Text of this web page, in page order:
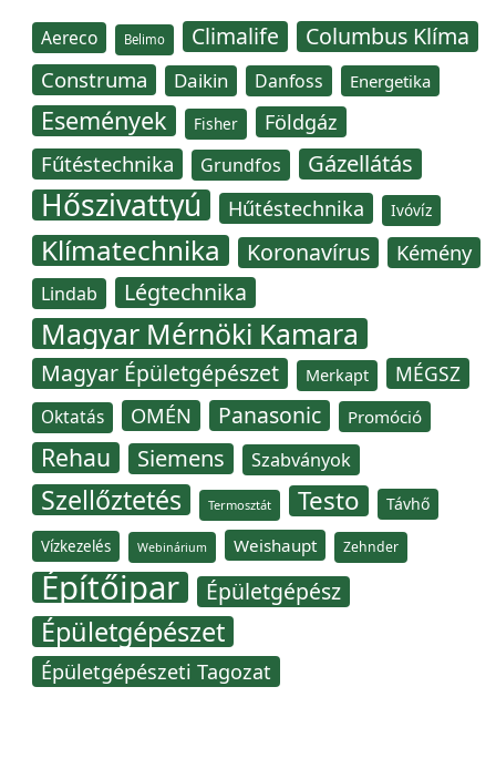
Aereco Belimo Climalife Columbus Klíma
Construma Daikin Danfoss Energetika
Események Fisher Földgáz
Fűtéstechnika Grundfos Gázellátás
Hőszivattyú Hűtéstechnika Ivóvíz
Klímatechnika Koronavírus Kémény
Lindab Légtechnika
Magyar Mérnöki Kamara
Magyar Épületgépészet Merkapt MÉGSZ
Oktatás OMÉN Panasonic Promóció
Rehau Siemens Szabványok
Szellőztetés Termosztát Testo Távhő
Vízkezelés Webinárium Weishaupt Zehnder
Építőipar Épületgépész
Épületgépészet
Épületgépészeti Tagozat